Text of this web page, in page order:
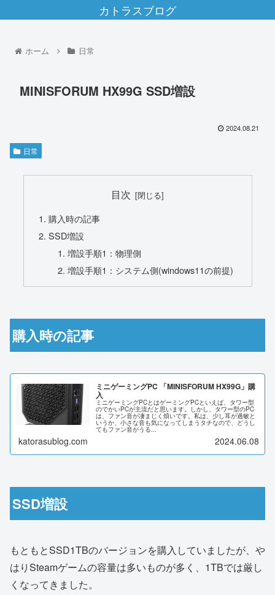
カトラスブログ
ホーム 日常
MINISFORUM HX99G SSD増設
2024.08.21
日常
目次
購入時の記事
SSD増設
増設手順1：物理側
増設手順1：システム側(windows11の前提)
購入時の記事
ミニゲーミングPC 「MINISFORUM HX99G」購
入
ミニゲーミングPCとはゲーミングPCといえば、タワー型
のでかいPCが主流だと思います。しかし、タワー型のPC
は、ファン音が凄まじく煩いです。私は、少し耳が過敏と
いうか、小さな音も気になってしまうタチなので、どうし
てもファン音がうる...
katorasublog.com 2024.06.08
SSD増設
もともとSSD1TBのバージョンを購入していましたが、や
はりSteamゲームの容量は多いものが多く、1TBでは厳し
くなってきました。